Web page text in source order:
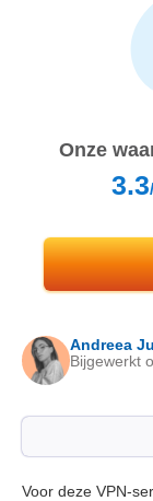
Onze
3.3
Andreea
Bijgewerkt
Voor deze VPN-